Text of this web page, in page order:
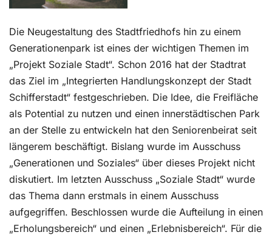
Die Neugestaltung des Stadtfriedhofs hin zu einem
Generationenpark ist eines der wichtigen Themen im
„Projekt Soziale Stadt“. Schon 2016 hat der Stadtrat
das Ziel im „Integrierten Handlungskonzept der Stadt
Schifferstadt“ festgeschrieben. Die Idee, die Freifläche
als Potential zu nutzen und einen innerstädtischen Park
an der Stelle zu entwickeln hat den Seniorenbeirat seit
längerem beschäftigt. Bislang wurde im Ausschuss
„Generationen und Soziales“ über dieses Projekt nicht
diskutiert. Im letzten Ausschuss „Soziale Stadt“ wurde
das Thema dann erstmals in einem Ausschuss
aufgegriffen. Beschlossen wurde die Aufteilung in einen
„Erholungsbereich“ und einen „Erlebnisbereich“. Für die